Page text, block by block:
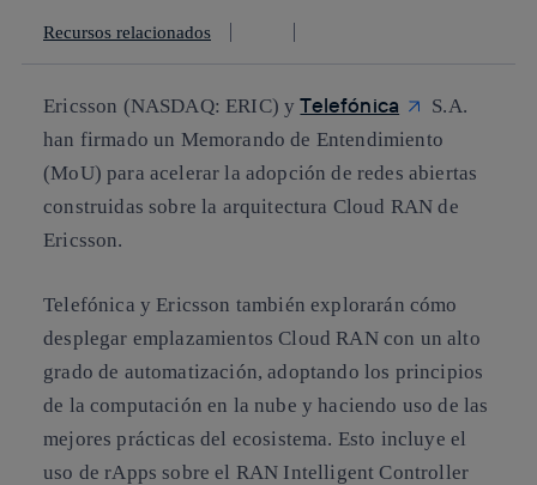
Recursos relacionados
Ericsson (NASDAQ: ERIC) yTelefónica
S.A.
han firmado un Memorando de Entendimiento
(MoU) para acelerar la adopción de redes abiertas
construidas sobre la arquitectura Cloud RAN de
Ericsson.
Telefónica y Ericsson también explorarán cómo
desplegar emplazamientos Cloud RAN con un alto
grado de automatización, adoptando los principios
de la computación en la nube y haciendo uso de las
mejores prácticas del ecosistema. Esto incluye el
uso de rApps sobre el RAN Intelligent Controller